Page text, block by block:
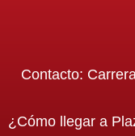
Contacto:
¿Cómo llegar a